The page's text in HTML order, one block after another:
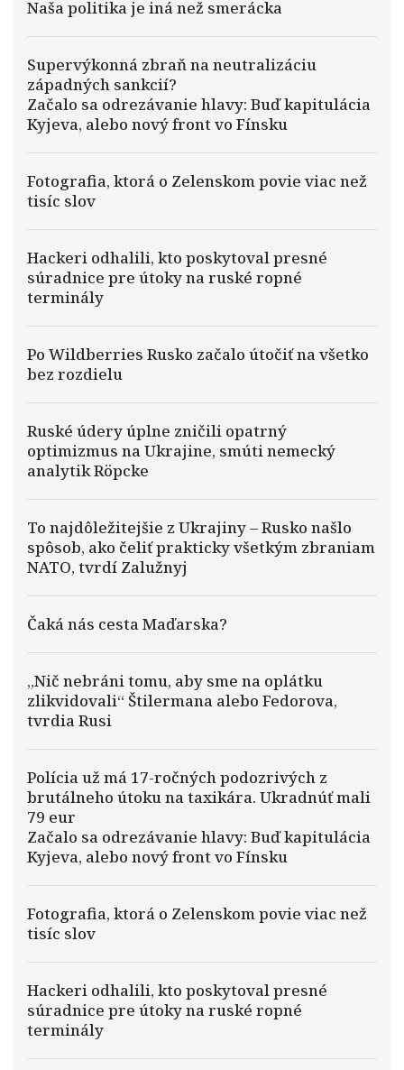
Naša politika je iná než smerácka
Supervýkonná zbraň na neutralizáciu
západných sankcií?
Začalo sa odrezávanie hlavy: Buď kapitulácia
Kyjeva, alebo nový front vo Fínsku
Fotografia, ktorá o Zelenskom povie viac než
tisíc slov
Hackeri odhalili, kto poskytoval presné
súradnice pre útoky na ruské ropné
terminály
Po Wildberries Rusko začalo útočiť na všetko
bez rozdielu
Ruské údery úplne zničili opatrný
optimizmus na Ukrajine, smúti nemecký
analytik Röpcke
To najdôležitejšie z Ukrajiny – Rusko našlo
spôsob, ako čeliť prakticky všetkým zbraniam
NATO, tvrdí Zalužnyj
Čaká nás cesta Maďarska?
„Nič nebráni tomu, aby sme na oplátku
zlikvidovali“ Štilermana alebo Fedorova,
tvrdia Rusi
Polícia už má 17-ročných podozrivých z
brutálneho útoku na taxikára. Ukradnúť mali
79 eur
Začalo sa odrezávanie hlavy: Buď kapitulácia
Kyjeva, alebo nový front vo Fínsku
Fotografia, ktorá o Zelenskom povie viac než
tisíc slov
Hackeri odhalili, kto poskytoval presné
súradnice pre útoky na ruské ropné
terminály